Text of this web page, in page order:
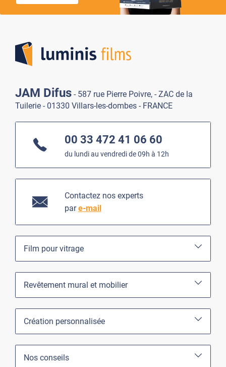
JAM Difus - 587 rue Pierre Poivre, - ZAC de la
Tuilerie - 01330 Villars-les-dombes - FRANCE
00 33 472 41 06 60
du lundi au vendredi de 09h à 12h
Contactez nos experts
pare-mail
Film pour vitrage
Revêtement mural et mobilier
Création personnalisée
Nos conseils